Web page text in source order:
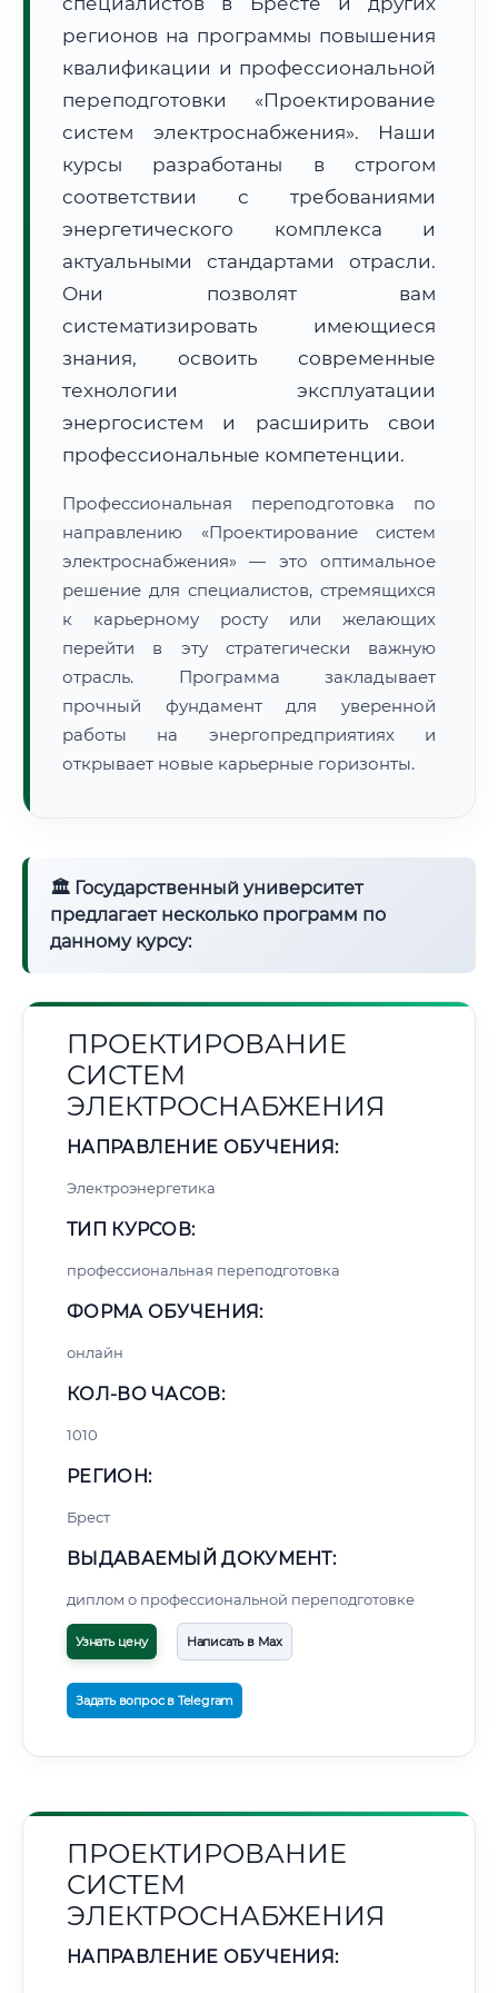
Расчет логистики оригиналов:
• Маршрут транзита:~3 805 км
5–7 рабочих дней
📜 Документы и аккредитация
регионов на программы повышения
квалификации и профессиональной
переподготовки «Проектирование
систем электроснабжения». Наши
курсы разработаны в строгом
соответствии с требованиями
энергетического комплекса и
актуальными стандартами отрасли.
Они позволят вам
систематизировать имеющиеся
знания, освоить современные
технологии эксплуатации
энергосистем и расширить свои
профессиональные компетенции.
Профессиональная переподготовка по
направлению «Проектирование систем
электроснабжения» — это оптимальное
решение для специалистов, стремящихся
к карьерному росту или желающих
перейти в эту стратегически важную
отрасль. Программа закладывает
прочный фундамент для уверенной
работы на энергопредприятиях и
открывает новые карьерные горизонты.
🏛 Государственный университет
предлагает несколько программ по
данному курсу:
ПРОЕКТИРОВАНИЕ
СИСТЕМ
ЭЛЕКТРОСНАБЖЕНИЯ
НАПРАВЛЕНИЕ ОБУЧЕНИЯ:
Электроэнергетика
ТИП КУРСОВ:
профессиональная переподготовка
ФОРМА ОБУЧЕНИЯ:
онлайн
КОЛ-ВО ЧАСОВ:
1010
РЕГИОН:
Брест
ВЫДАВАЕМЫЙ ДОКУМЕНТ:
диплом о профессиональной переподготовке
Узнать цену Написать в Max
Задать вопрос в Telegram
ПРОЕКТИРОВАНИЕ
СИСТЕМ
ЭЛЕКТРОСНАБЖЕНИЯ
НАПРАВЛЕНИЕ ОБУЧЕНИЯ: